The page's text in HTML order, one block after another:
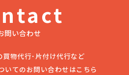
問い合わせ
買物代行･片付け代行など
いてのお問い合わせはこちら